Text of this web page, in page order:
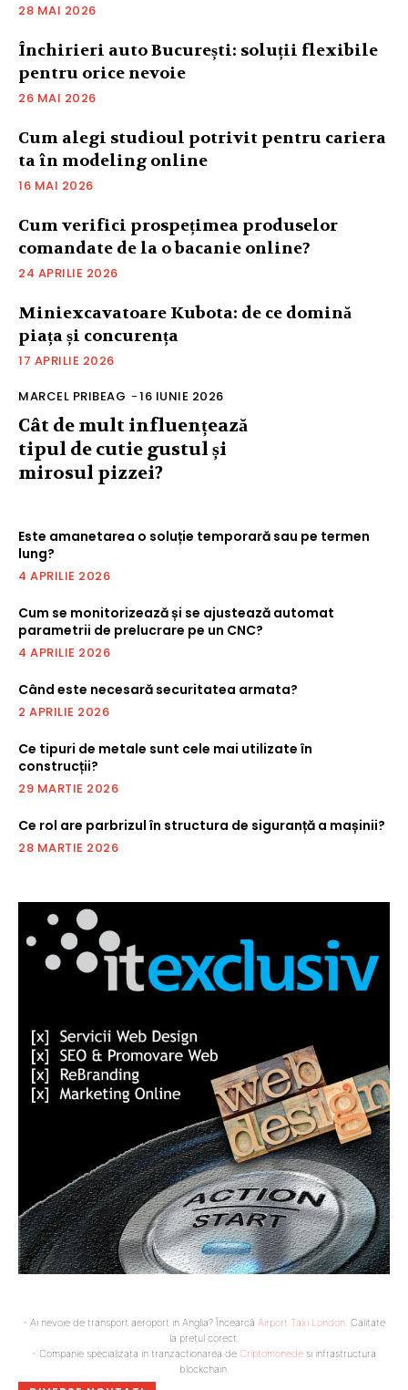
28 MAI 2026
Închirieri auto București: soluții flexibile
pentru orice nevoie
26 MAI 2026
Cum alegi studioul potrivit pentru cariera
ta în modeling online
16 MAI 2026
Cum verifici prospețimea produselor
comandate de la o bacanie online?
24 APRILIE 2026
Miniexcavatoare Kubota: de ce domină
piața și concurența
17 APRILIE 2026
MARCEL PRIBEAG -16 IUNIE 2026
Cât de mult influențează
tipul de cutie gustul și
mirosul pizzei?
Este amanetarea o soluție temporară sau pe termen
lung?
4 APRILIE 2026
Cum se monitorizează și se ajustează automat
parametrii de prelucrare pe un CNC?
4 APRILIE 2026
Când este necesară securitatea armata?
2 APRILIE 2026
Ce tipuri de metale sunt cele mai utilizate în
construcții?
29 MARTIE 2026
Ce rol are parbrizul în structura de siguranță a mașinii?
28 MARTIE 2026
- Ai nevoie de transport aeroport in Anglia? Încearcă Airport Taxi London . Calitate
la prețul corect.
- Companie specializata in tranzactionarea de Criptomonede si infrastructura
blockchain.